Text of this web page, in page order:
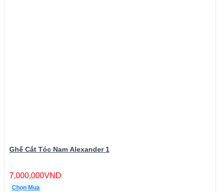
Ghế Cắt Tóc Nam Alexander 1
7,000,000VND
Chọn Mua